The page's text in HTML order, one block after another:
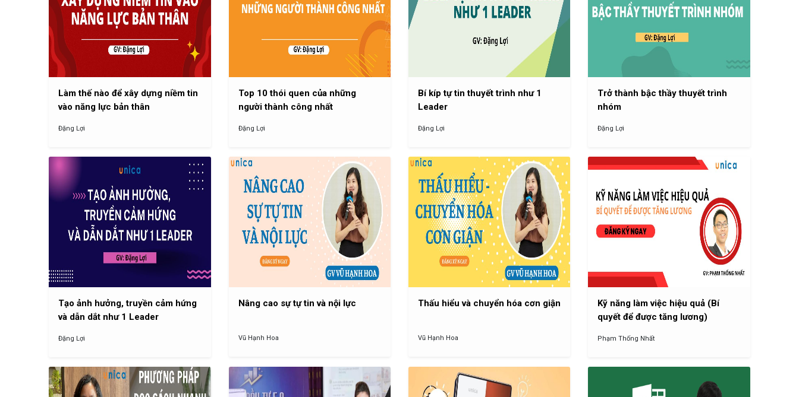
Làm thế nào để xây dựng niềm tin
vào năng lực bản thân
Đặng Lợi
Top 10 thói quen của những
người thành công nhất
Đặng Lợi
Bí kíp tự tin thuyết trình như 1
Leader
Đặng Lợi
Trở thành bậc thầy thuyết trình
nhóm
Đặng Lợi
Tạo ảnh hưởng, truyền cảm hứng
và dẫn dắt như 1 Leader
Đặng Lợi
Nâng cao sự tự tin và nội lực
Vũ Hạnh Hoa
Thấu hiểu và chuyển hóa cơn giận
Vũ Hạnh Hoa
Kỹ năng làm việc hiệu quả (Bí
quyết để được tăng lương)
Phạm Thống Nhất